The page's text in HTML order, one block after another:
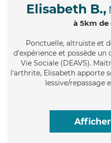
Elisabeth B.,
à 5km de
Ponctuelle, altruiste et
d'expérience et possède
Vie Sociale (DEAVS).
l'arthrite, Elisabeth apporte
lessive/repassage